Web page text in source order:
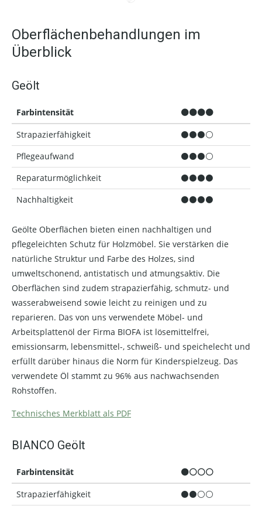
Oberflächenbehandlungen im
Überblick
Geölt
Farbintensität
⚫⚫⚫⚫
Strapazierfähigkeit
⚫⚫⚫⚪
Pflegeaufwand
⚫⚫⚫⚪
Reparaturmöglichkeit
⚫⚫⚫⚫
Nachhaltigkeit
⚫⚫⚫⚫
Geölte Oberflächen bieten einen nachhaltigen und
pflegeleichten Schutz für Holzmöbel. Sie verstärken die
natürliche Struktur und Farbe des Holzes, sind
umweltschonend, antistatisch und atmungsaktiv. Die
Oberflächen sind zudem strapazierfähig, schmutz- und
wasserabweisend sowie leicht zu reinigen und zu
reparieren. Das von uns verwendete Möbel- und
Arbeitsplattenöl der Firma BIOFA ist lösemittelfrei,
emissionsarm, lebensmittel-, schweiß- und speichelecht und
erfüllt darüber hinaus die Norm für Kinderspielzeug. Das
verwendete Öl stammt zu 96% aus nachwachsenden
Rohstoffen.
Technisches Merkblatt als PDF
BIANCO Geölt
Farbintensität
⚫⚪⚪⚪
Strapazierfähigkeit
⚫⚫⚪⚪